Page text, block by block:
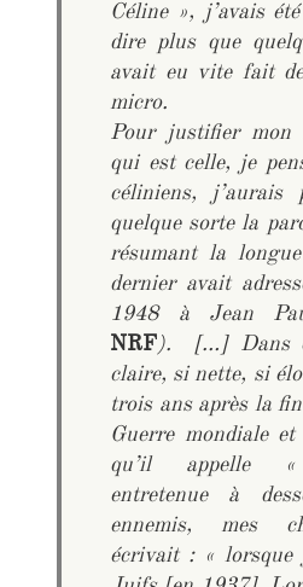
Céline », j’avais
dire plus que
avait eu vite fait
micro.
Pour justifier mon
qui est celle, je
céliniens, j’aurais
quelque sorte la
résumant la
dernier avait
1948 à Jean
NRF). […] Dans
claire, si nette, si
trois ans après la
Guerre mondiale
qu’il appelle «
entretenue à
ennemis, mes
écrivait : « lorsque